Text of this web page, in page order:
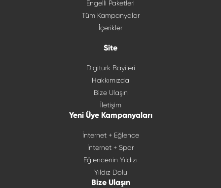
Engelli Paketleri
Tüm Kampanyalar
İçerikler
Site
Digiturk Bayileri
Hakkımızda
Bize Ulaşın
İletişim
Yeni Üye Kampanyaları
İnternet + Eğlence
İnternet + Spor
Eğlencenin Yıldızı
Yıldız Dolu
Bize Ulaşın